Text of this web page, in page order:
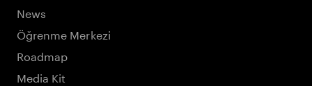
News
Öğrenme Merkezi
Roadmap
Media Kit